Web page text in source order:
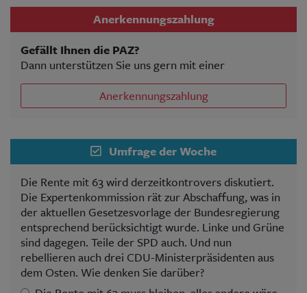
Anerkennungszahlung
Gefällt Ihnen die PAZ?
Dann unterstützen Sie uns gern mit einer
Anerkennungszahlung
Umfrage der Woche
Die Rente mit 63 wird derzeitkontrovers diskutiert.
Die Expertenkommission rät zur Abschaffung, was in
der aktuellen Gesetzesvorlage der Bundesregierung
entsprechend berücksichtigt wurde. Linke und Grüne
sind dagegen. Teile der SPD auch. Und nun
rebellieren auch drei CDU-Ministerpräsidenten aus
dem Osten. Wie denken Sie darüber?